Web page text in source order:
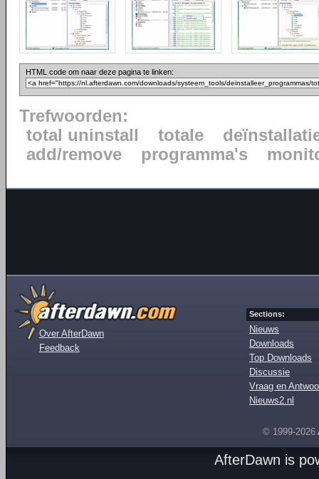
HTML code om naar deze pagina te linken:
Trefwoorden:
total uninstall
totale
add/remove
programma's
Over AfterDawn
Feedback
Sections:
Nieuws
Downloads
Top Downloads
Discussie
Vraag en
Nieuws2.nl
© 1999-2026
AfterDawn is